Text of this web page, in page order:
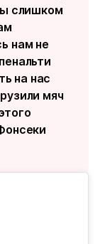
слишком
нам не
на нас
мяч